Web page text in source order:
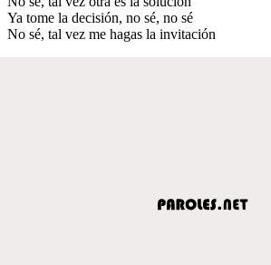
Ya tome la decisión, no sé, no sé
No sé, tal vez me hagas la invitación